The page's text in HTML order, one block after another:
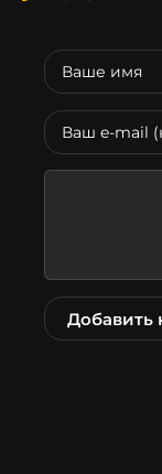
Добавить